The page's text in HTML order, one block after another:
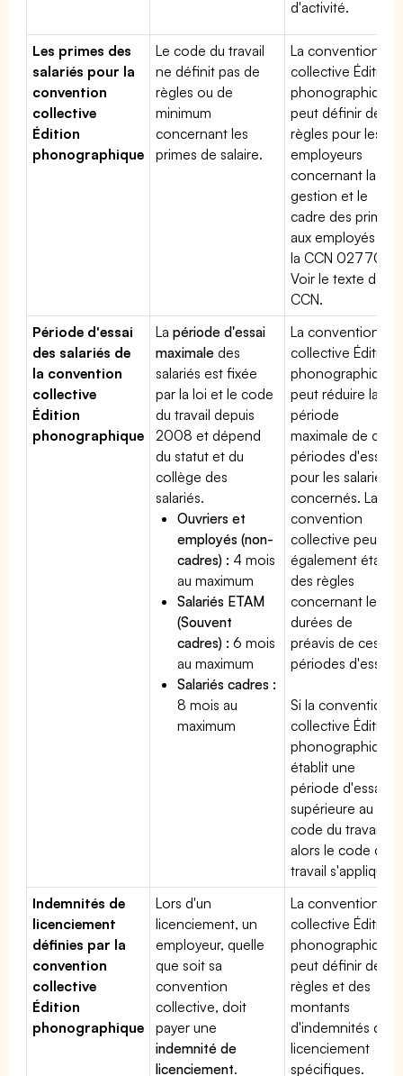
d'activité.
Les primes des
salariés pour la
convention
collective
Édition
phonographique
Le code du travail
ne définit pas de
règles ou de
minimum
concernant les
primes de salaire.
La convention
collective Édition
phonographique
peut définir des
règles pour les
employeurs
concernant la
gestion et le
cadre des primes
aux employés de
la CCN 02770.
Voir le texte de la
CCN.
Période d'essai
des salariés de
la convention
collective
Édition
phonographique
Lapériode d'essai
maximale des
salariés est fixée
par la loi et le code
du travail depuis
2008 et dépend
du statut et du
collège des
salariés.
Ouvriers et
employés (non-
cadres) : 4 mois
au maximum
Salariés ETAM
(Souvent
cadres) : 6 mois
au maximum
Salariés cadres :
8 mois au
maximum
La convention
collective Édition
phonographique
peut réduire la
période
maximale de ces
périodes d'essai
pour les salariés
concernés. La
convention
collective peut
également établir
des règles
concernant les
durées de
préavis de ces
périodes d'essai.
Si la convention
collective Édition
phonographique
établit une
période d'essai
supérieure au
code du travail,
alors le code du
travail s'applique.
Indemnités de
licenciement
définies par la
convention
collective
Édition
phonographique
Lors d'un
licenciement, un
employeur, quelle
que soit sa
convention
collective, doit
payer une
indemnité de
licenciement.
La convention
collective Édition
phonographique
peut définir des
règles et des
montants
d'indemnités de
licenciement
spécifiques.